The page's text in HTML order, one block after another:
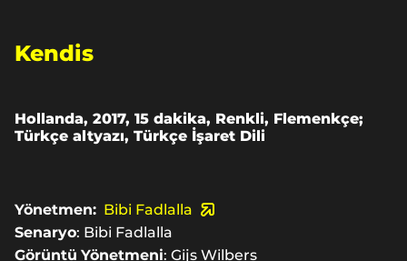
Kendis
Hollanda, 2017, 15 dakika, Renkli, Flemenkçe;
Türkçe altyazı, Türkçe İşaret Dili
Yönetmen: Bibi Fadlalla
Senaryo: Bibi Fadlalla
Görüntü Yönetmeni: Gijs Wilbers